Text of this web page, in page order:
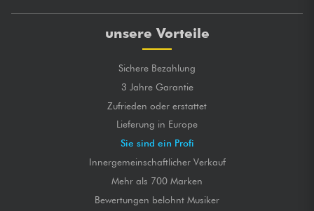
unsere Vorteile
Sichere Bezahlung
3 Jahre Garantie
Zufrieden oder erstattet
Lieferung in Europe
Sie sind ein Profi
Innergemeinschaftlicher Verkauf
Mehr als 700 Marken
Bewertungen belohnt Musiker